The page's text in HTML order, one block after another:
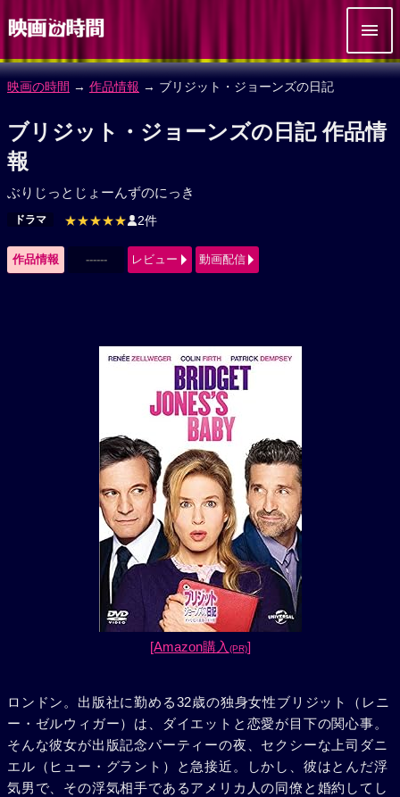
映画の時間 → 作品情報 → ブリジット・ジョーンズの日記
ブリジット・ジョーンズの日記 作品情
報
ぶりじっとじょーんずのにっき
ドラマ ★★★★★ 2件
作品情報 ------ レビュー 動画配信
[Amazon購入 (PR)]
ロンドン。出版社に勤める32歳の独身女性ブリジット（レニ
ー・ゼルウィガー）は、ダイエットと恋愛が目下の関心事。
そんな彼女が出版記念パーティーの夜、セクシーな上司ダニ
エル（ヒュー・グラント）と急接近。しかし、彼はとんだ浮
気男で、その浮気相手であるアメリカ人の同僚と婚約してし